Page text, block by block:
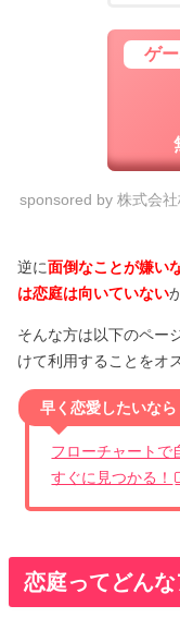
ゲ
sponsored by 株式会
逆に面倒なことが嫌い
は恋庭は向いていない
そんな方は以下のペー
けて利用することをオ
早く恋愛したいなら
フローチャートで
すぐに見つかる！
恋庭ってどんな